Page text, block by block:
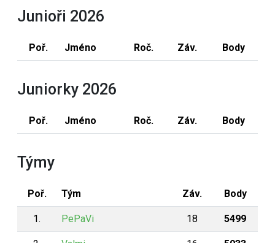
Junioři 2026
Poř. Jméno Roč. Záv. Body
Juniorky 2026
Poř. Jméno Roč. Záv. Body
Týmy
Poř. Tým Záv. Body
1. PePaVi 18 5499